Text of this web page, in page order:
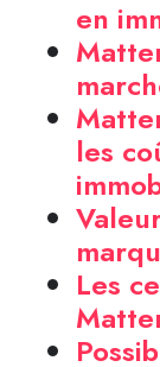
en
les
Les